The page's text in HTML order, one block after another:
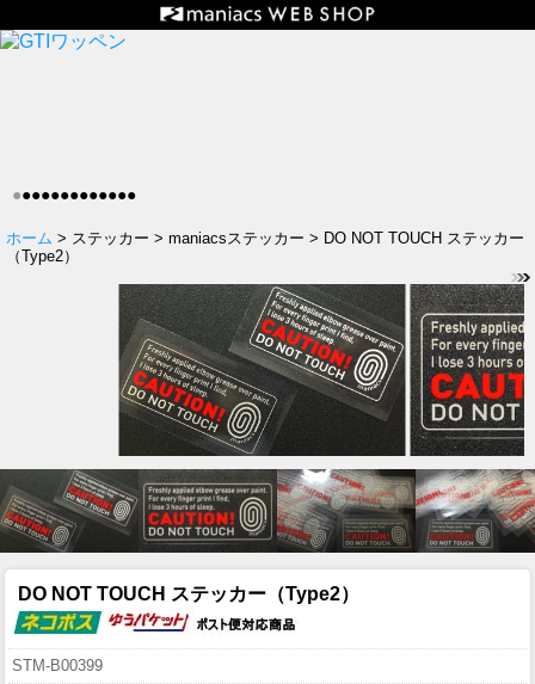
●●●●●●●●●●●●●
ホーム > ステッカー > maniacsステッカー > DO NOT TOUCH ステッカー
（Type2）
DO NOT TOUCH ステッカー（Type2）
STM-B00399